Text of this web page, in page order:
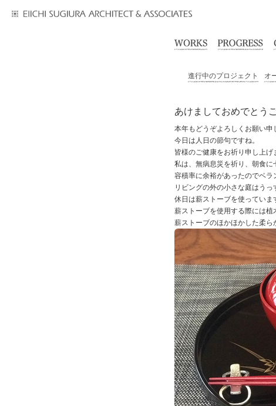
進行中のプロジェクト オ
あけましておめでとう
本年もどうぞよろしくお願い申
今日は人日の節句ですね。
皆様のご健康をお祈り申し上げ
私は、無病息災を祈り、朝食に
容積率に余裕があったのでベ
リビングの外の小さな庭はうっ
休日は薪ストーブを使っていま
薪ストーブを使用する際には植
薪ストーブのほかほかした柔ら